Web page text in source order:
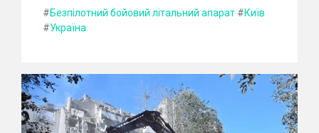
#Безпілотний бойовий літальний апарат #Київ
#Україна